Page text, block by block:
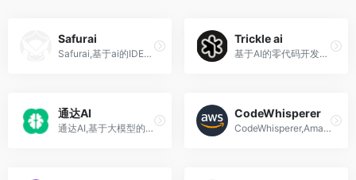
Safurai
Safurai,基于ai的IDE扩展，旨在帮助开发人员进行编码、调试和重构
Trickle ai
基于AI的零代码开发工具，用户可以通过自然语言描述需求，快速生成网页、表单和应用，支持一键部署访问，Trickle适合小商家、创业者、设计师和普通开发者。
通达AI
通达AI,基于大模型的AI数字员工,智能客服,销售顾问,行政助手,文案写作等
CodeWhisperer
CodeWhisperer,Amazon亚马逊推出的实时AI编程助手